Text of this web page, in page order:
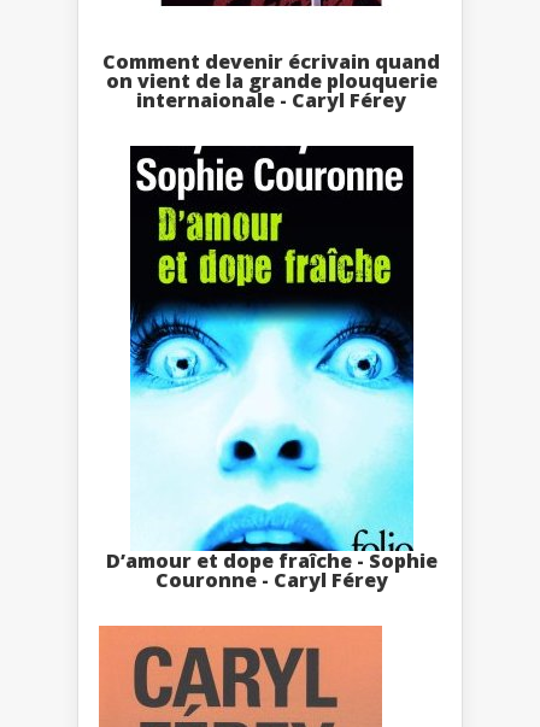
Comment devenir écrivain quand
on vient de la grande plouquerie
internaionale - Caryl Férey
D’amour et dope fraîche - Sophie
Couronne - Caryl Férey